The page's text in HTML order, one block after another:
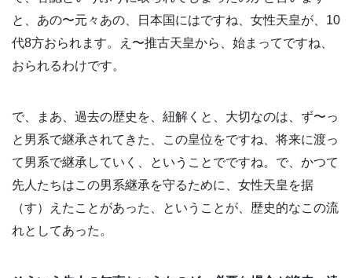
と、あの〜元々あの、日本国にはですね、女性天皇が、10
代8方おられます。え〜推古天皇から、始まってですね、
おられるわけです。
で、まあ、過去の歴史を、紐解くと、大切なのは、ず〜っ
と男系で継承されてきた、この皇位をですね、将来に渡っ
て男系で継承していく、ということでですね。で、かつて
先人たちはこの男系継承を守るために、女性天皇を据
（す）えたことがあった、ということが、歴史的なこの流
れとしてあった。